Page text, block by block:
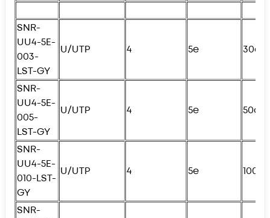
SNR-
UU4-5E-
003-
LST-GY
U/UTP 4 5e 30см
SNR-
UU4-5E-
005-
LST-GY
U/UTP 4 5e 50см
SNR-
UU4-5E-
010-LST-
GY
U/UTP 4 5e
SNR-